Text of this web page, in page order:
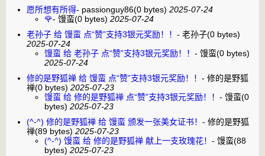
愿所想有所得- passionguy86(0 bytes) 2025-07-24
🌹- 馒蛮(0 bytes) 2025-07-24
老孙子 给 馒蛮 点“赞”支持3银元奖励！！ - 老孙子(0 bytes)
2025-07-24
馒蛮 给 老孙子 点“赞”支持3银元奖励！！ - 馒蛮(0 bytes)
2025-07-24
修的是野狐禅 给 馒蛮 点“赞”支持3银元奖励！！ - 修的是野狐
禅(0 bytes) 2025-07-23
馒蛮 给 修的是野狐禅 点“赞”支持3银元奖励！！ - 馒蛮(0
bytes) 2025-07-23
(^-^) 修的是野狐禅 给 馒蛮 颁发一张美女证书！ - 修的是野狐
禅(89 bytes) 2025-07-23
(^-^) 馒蛮 给 修的是野狐禅 献上一支玫瑰花！ - 馒蛮(88
bytes) 2025-07-23